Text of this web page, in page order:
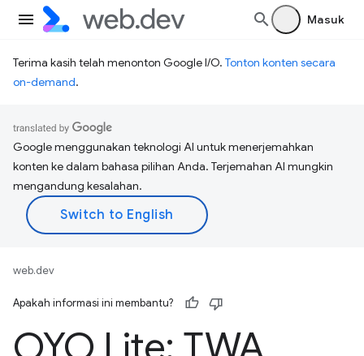
Masuk
Terima kasih telah menonton Google I/O. Tonton konten secara
on-demand.
Google menggunakan teknologi AI untuk menerjemahkan
konten ke dalam bahasa pilihan Anda. Terjemahan AI mungkin
mengandung kesalahan.
web.dev
Apakah informasi ini membantu?